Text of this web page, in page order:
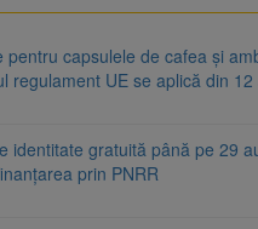
pentru capsulele de cafea și
regulament UE se aplică din
identitate gratuită până pe 29
prin PNRR